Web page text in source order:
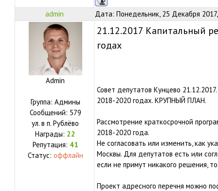
admin Дата: Понедельник, 25 Декабря
Admin
Группа: Админы
Сообщений: 579
ул. в п. Рублёво
Награды: 22
Репутация: 41
Статус: оффлайн
21.12.2017 Капитальный
годах
Совет депутатов Кунцево
2018-2020 годах. КРУПНЫЙ ПЛАН.
Рассмотрение краткосрочной
2018-2020 года.
Не согласовать или изменить, как
Москвы. Для депутатов есть или
если не примут никакого решения,
Проект адресного перечня можно